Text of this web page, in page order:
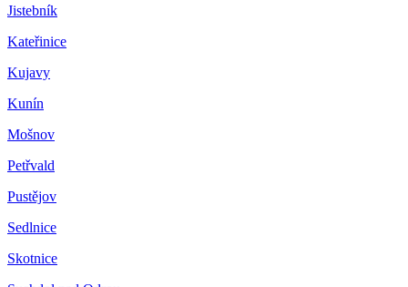
Jistebník
Kateřinice
Kujavy
Kunín
Mošnov
Petřvald
Pustějov
Sedlnice
Skotnice